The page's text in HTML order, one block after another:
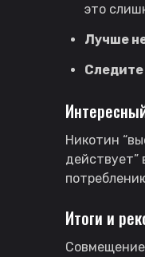
это
Лучше
Никотин
действует”
Итоги и
Совмещение